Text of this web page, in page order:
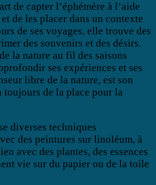
de capter l’éphémère à l’aide
de les placer dans un contexte
de ses voyages, elle trouve des
des souvenirs et des désirs.
la nature au fil des saisons
ses expériences et ses
libre de la nature, est son
de la place pour la
diverses techniques
des peintures sur linoléum, à
avec des plantes, des essences
vie sur du papier ou de la toile